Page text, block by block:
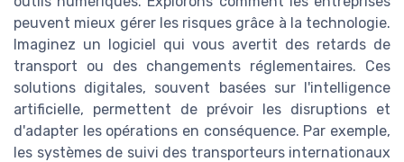
peuvent mieux gérer les risques grâce à la technologie.
Imaginez un logiciel qui vous avertit des retards de
transport ou des changements réglementaires. Ces
solutions digitales, souvent basées sur l'intelligence
artificielle, permettent de prévoir les disruptions et
d'adapter les opérations en conséquence. Par exemple,
les systèmes de suivi des transporteurs internationaux